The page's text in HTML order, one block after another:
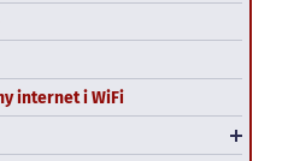
internet i WiFi